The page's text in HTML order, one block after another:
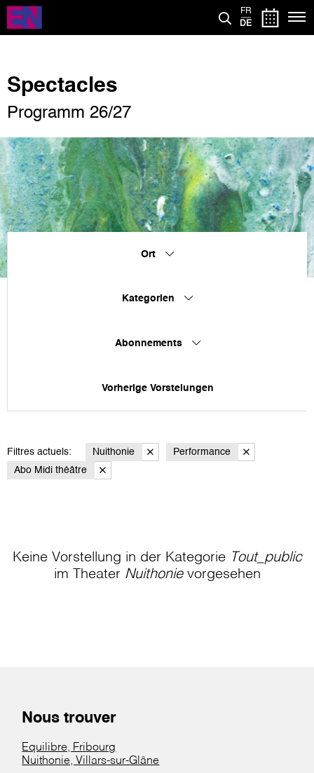
Direkt
zum
Inhalt
FR
DE
Spectacles
Programm 26/27
Ort
Kategorien
Abonnements
Vorherige Vorstelungen
Filtres actuels: Nuithonie
Performance
Abo Midi théâtre
Keine Vorstellung in der Kategorie Tout_public
im Theater Nuithonievorgesehen
Nous trouver
Equilibre, Fribourg
Nuithonie, Villars-sur-Glâne